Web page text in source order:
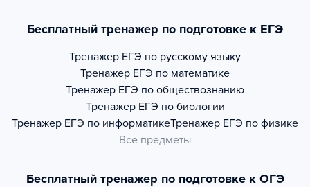
Бесплатный тренажер по подготовке к ЕГЭ
Тренажер ЕГЭ по русскому языку
Тренажер ЕГЭ по математике
Тренажер ЕГЭ по обществознанию
Тренажер ЕГЭ по биологии
Тренажер ЕГЭ по информатикеТренажер ЕГЭ по физике
Все предметы
Бесплатный тренажер по подготовке к ОГЭ